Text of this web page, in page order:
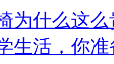
为什么这
生活，你